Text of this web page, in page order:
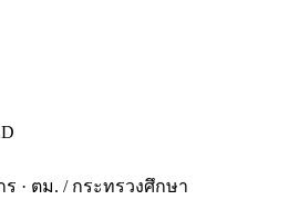
ร · ตม. / กระทรวงศึกษา